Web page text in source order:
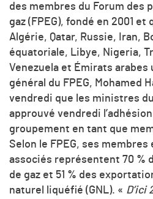
des membres du Forum des
gaz (FPEG), fondé en 2001 et
Algérie, Qatar, Russie, Iran,
équatoriale, Libye, Nigeria,
Venezuela et Émirats
général du FPEG, Mohamed
vendredi que les ministres
approuvé vendredi
groupement en tant que
Selon le FPEG, ses
associés représentent 70 %
de gaz et 51 % des
naturel liquéfié (GNL). « D’ici